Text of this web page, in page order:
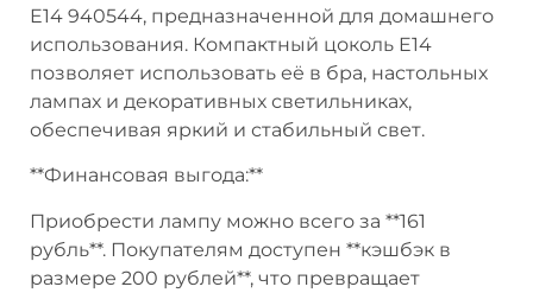
E14 940544, предназначенной для домашнего
использования. Компактный цоколь E14
позволяет использовать её в бра, настольных
лампах и декоративных светильниках,
обеспечивая яркий и стабильный свет.
**Финансовая выгода:**
Приобрести лампу можно всего за **161
рубль**. Покупателям доступен **кэшбэк в
размере 200 рублей**, что превращает